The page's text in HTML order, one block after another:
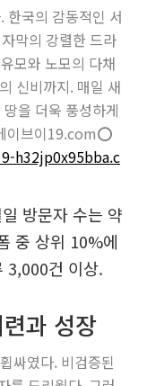
한국의 감동적인 서
막의 강렬한 드라
모와 노모의 다채
신비까지. 매일 새
을 더욱 풍성하게
이브이19.com⭕️
h32jp0x95bba.c
방문자 수는 약
중 상위 10%에
3,000건 이상.
과 성장
싸였다. 비검증된